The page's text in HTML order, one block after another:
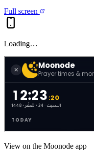
Full screen
Loading…
View on the Moonode app